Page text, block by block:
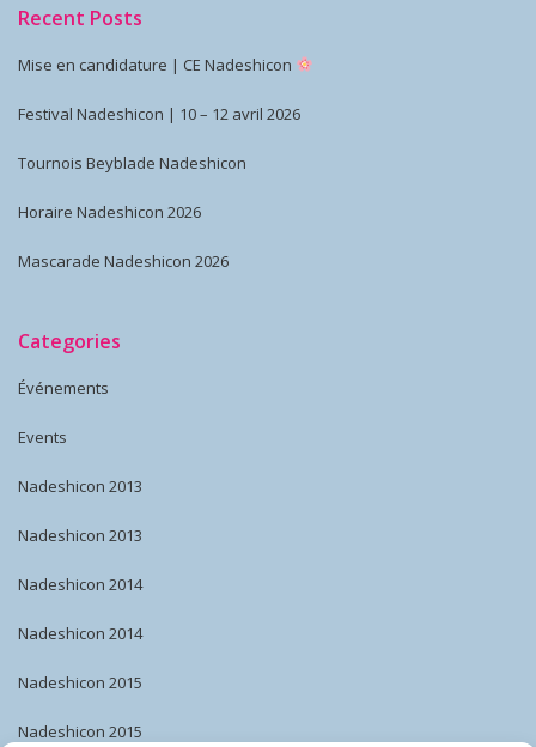
Recent Posts
Mise en candidature | CE Nadeshicon
Festival Nadeshicon | 10 – 12 avril 2026
Tournois Beyblade Nadeshicon
Horaire Nadeshicon 2026
Mascarade Nadeshicon 2026
Categories
Événements
Events
Nadeshicon 2013
Nadeshicon 2013
Nadeshicon 2014
Nadeshicon 2014
Nadeshicon 2015
Nadeshicon 2015